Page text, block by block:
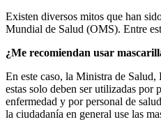
Existen diversos mitos que han
Mundial de Salud (OMS). Entre
¿Me recomiendan usar
En este caso, la Ministra de
estas solo deben ser utilizadas por
enfermedad y por personal de
la ciudadanía en general use las